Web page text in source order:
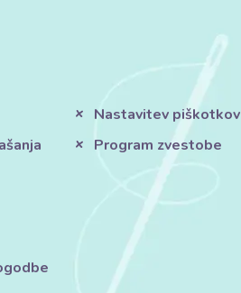
Nastavitev piškotkov
Program zvestobe